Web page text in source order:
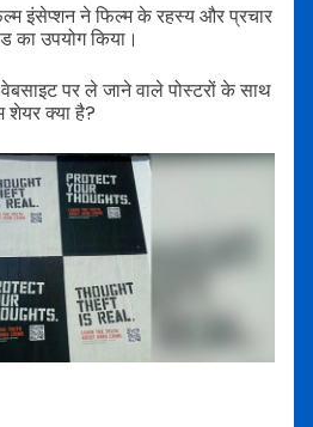
इंसेप्शन ने फिल्म के रहस्य और प्रचार
का उपयोग किया।
वेबसाइट पर ले जाने वाले पोस्टरों के साथ
क्या है?